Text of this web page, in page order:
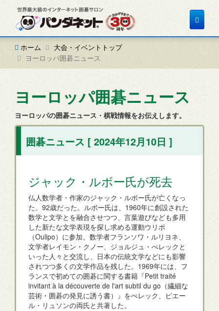
Toggle
ホーム
大会・イベントトップ
ヨーロッパ囲碁ニュース
ヨーロッパ囲碁ニュース
ヨーロッパの囲碁ニュース・棋戦情報をお伝えします。
囲碁ニュース [ 2024年12月10日 ]
ジャック・ルボー氏が死去
仏人数学者・作家のジャック・ルボー氏が亡くなっ
た。92歳だった。ルボー氏は、1960年に創設された
数学と文学とを融合させつつ、言葉遊びなども多用
した新たな文学表現を探し求める運動ウリポ
（Oulipo）に参加。数学者フランソワ・ルリヨネ、
文学者レイモン・クノー、ジョルジュ・ぺレックと
いった人々と交流し、日本の伝統文学などにも影響
されつつ多くの文学作品を残した。1969年には、フ
ランスで初めての囲碁に関する書籍『Petit traité
invitant à la découverte de l'art subtil du go（繊細な
芸術・囲碁の発見に誘う書）』をぺレック、ピエー
ル・リュソンの両氏と共著した。